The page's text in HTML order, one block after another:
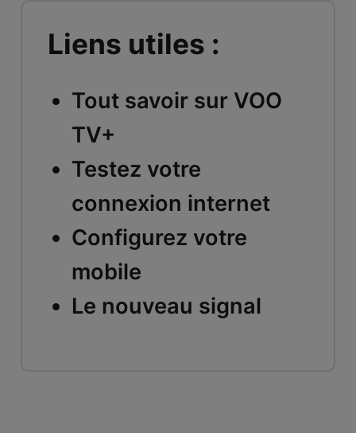
Liens utiles :
Tout savoir sur VOO
TV+
Testez votre
connexion internet
Configurez votre
mobile
Le nouveau signal